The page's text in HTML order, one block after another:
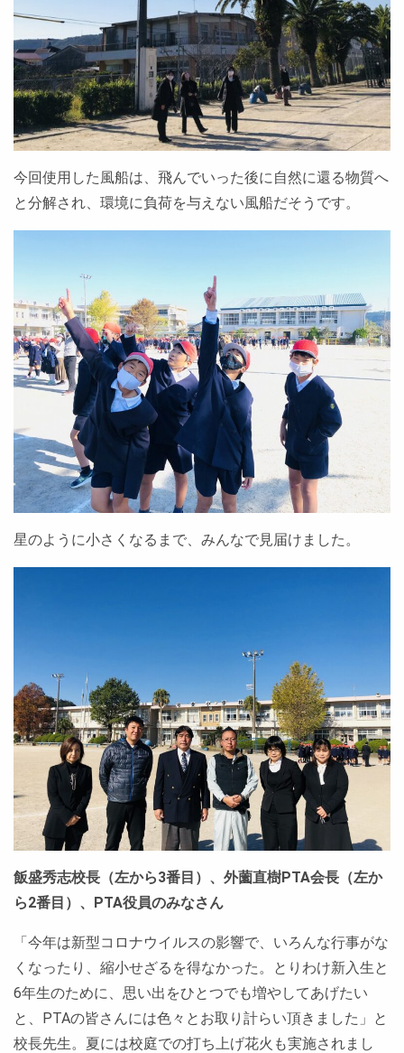
今回使用した風船は、飛んでいった後に自然に還る物質へ
と分解され、環境に負荷を与えない風船だそうです。
星のように小さくなるまで、みんなで見届けました。
飯盛秀志校長（左から3番目）、外薗直樹PTA会長（左か
ら2番目）、PTA役員のみなさん
「今年は新型コロナウイルスの影響で、いろんな行事がな
くなったり、縮小せざるを得なかった。とりわけ新入生と
6年生のために、思い出をひとつでも増やしてあげたい
と、PTAの皆さんには色々とお取り計らい頂きました」と
校長先生。夏には校庭での打ち上げ花火も実施されまし